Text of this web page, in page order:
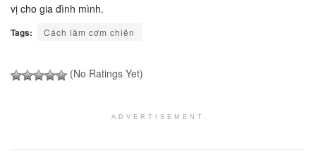
vị cho gia đình mình.
Tags: Cách làm cơm chiên
(No Ratings Yet)
ADVERTISEMENT